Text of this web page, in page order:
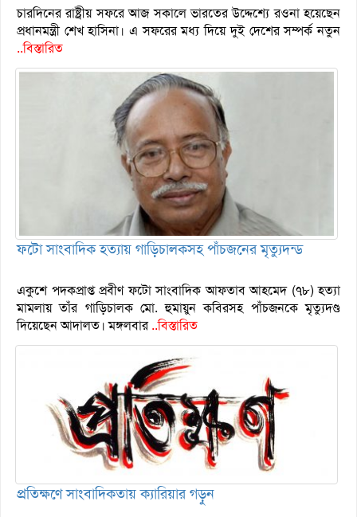
চারদিনের রাষ্ট্রীয় সফরে আজ সকালে ভারতের উদ্দেশ্যে রওনা হয়েছেন
প্রধানমন্ত্রী শেখ হাসিনা। এ সফরের মধ্য দিয়ে দুই দেশের সম্পর্ক নতুন
..বিস্তারিত
ফটো সাংবাদিক হত্যায় গাড়িচালকসহ পাঁচজনের মৃত্যুদন্ড
একুশে পদকপ্রাপ্ত প্রবীণ ফটো সাংবাদিক আফতাব আহমেদ (৭৮) হত্যা
মামলায় তাঁর গাড়িচালক মো. হুমায়ুন কবিরসহ পাঁচজনকে মৃত্যুদণ্ড
দিয়েছেন আদালত। মঙ্গলবার..বিস্তারিত
প্রতিক্ষণে সাংবাদিকতায় ক্যারিয়ার গড়ুন